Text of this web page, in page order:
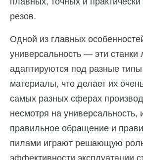
резов.
Одной из главных
универсальность — эти станки
адаптируются под разные типы
материалы, что делает их
самых разных сферах
несмотря на универсальность,
правильное обращение и
пилами играют решающую